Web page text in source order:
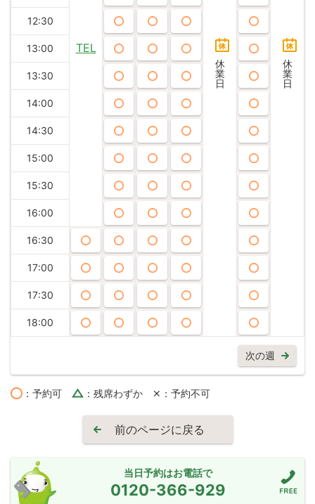
TEL
休
業
日
休
業
日
12:30
13:00
13:30
14:00
14:30
15:00
15:30
16:00
16:30
17:00
17:30
18:00
次の週
：予約可 ：残席わずか ：予約不可
前のページに戻る
当日予約はお電話で
0120-366-929